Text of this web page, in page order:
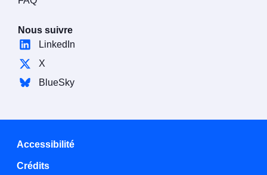
Nous suivre
LinkedIn
X
BlueSky
Accessibilité
Crédits